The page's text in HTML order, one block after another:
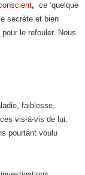
, ce ‘quelque
secrète et bien
le refouler. Nous
faiblesse,
vis-à-vis de lui.
pourtant voulu